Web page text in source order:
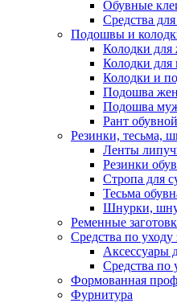
Обувные
Средства
Подошвы и
Колодки для
Колодки для
Колодки и
Подошва
Подошва
Рант обувной
Резинки, тесьма,
Ленты
Резинки
Стропа для
Тесьма
Шнурки,
Ременные
Средства по уходу
Аксессуары
Средства по
Формованная
Фурнитура